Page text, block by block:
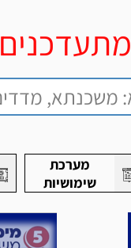
מתעדכנים
מערכת
שימושיות